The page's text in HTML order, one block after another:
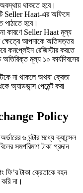
অবস্থায় থাকতে হবে।
Seller Haat-এর অফিসে
পাঠাতে হবে।
কারণে Seller Haat মূল্য
ক্ষেত্রে আপনাকে অতিসত্তর
কমপ্লেইন রেজিস্টার করতে
মূল্য ১০ কার্যদিবসের
না থাকলে অথবা ক্রেতা
অ্যাডভান্স পেমেন্ট করা
Policy
৬ ঘন্টার মধ্যে ক্যান্সেল
সমপরিমাণ টাকা প্রদান
ফি’র টাকা ক্রেতাকে বহন
না।